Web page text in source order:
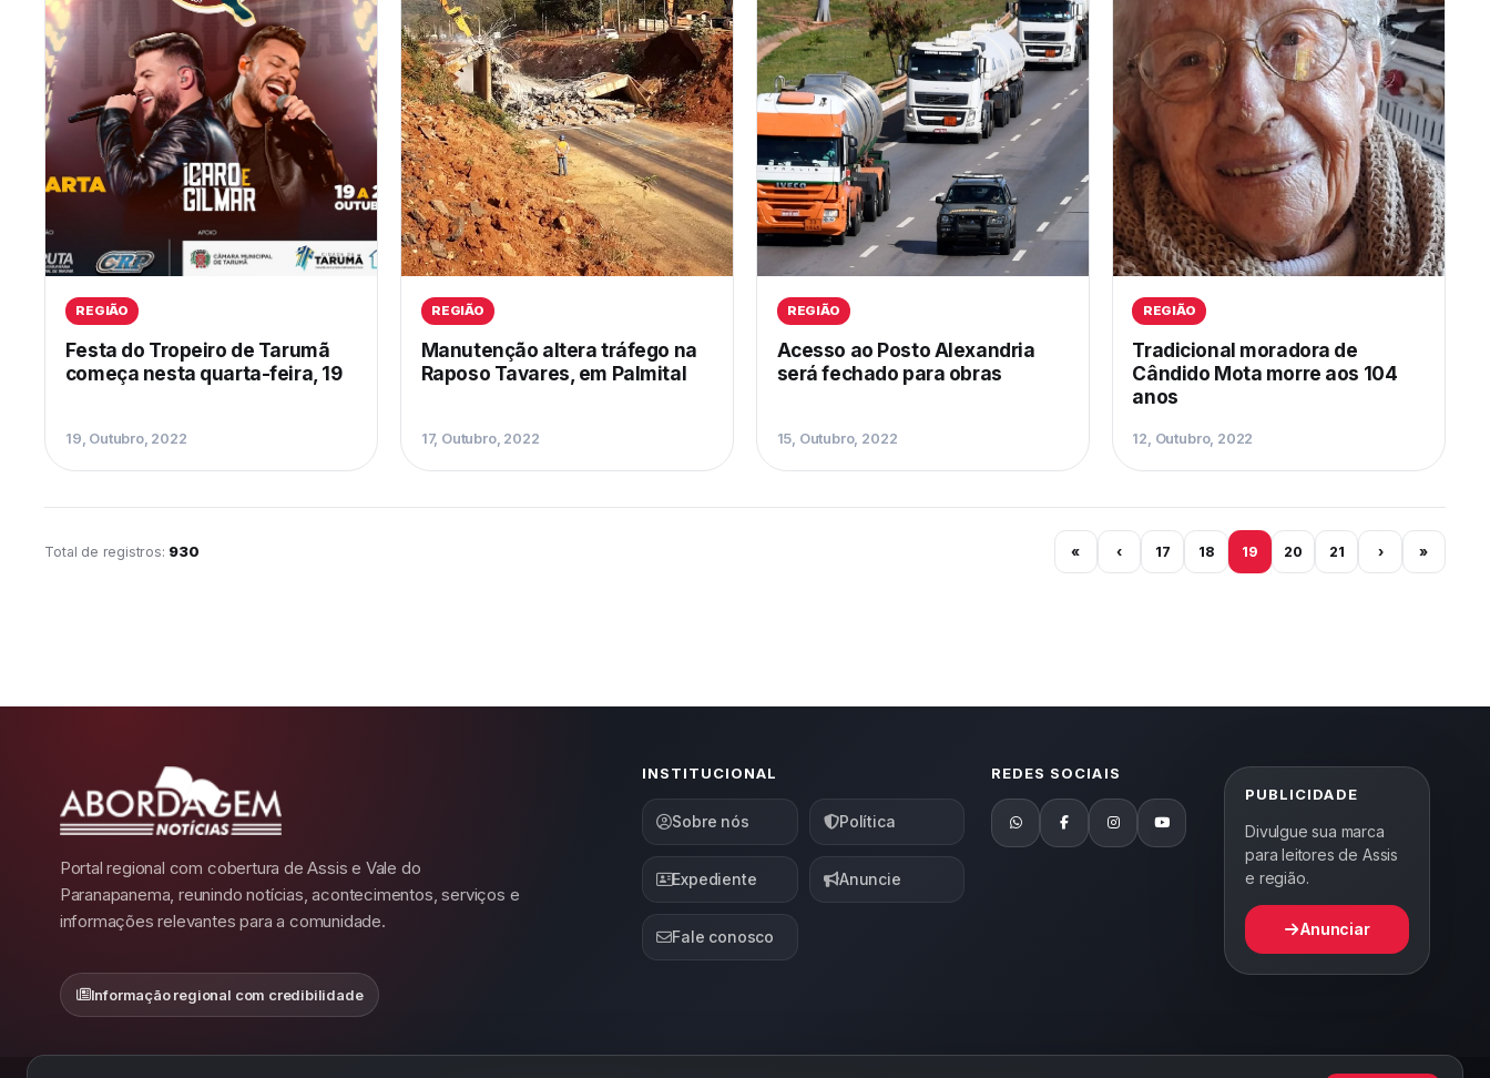
REGIÃO
Festa do Tropeiro de Tarumã
começa nesta quarta-feira, 19
19, Outubro, 2022
REGIÃO
Manutenção altera tráfego na
Raposo Tavares, em Palmital
17, Outubro, 2022
REGIÃO
Acesso ao Posto Alexandria
será fechado para obras
15, Outubro, 2022
REGIÃO
Tradicional moradora de
Cândido Mota morre aos 104
anos
12, Outubro, 2022
Total de registros: 930
Página 19 de 78 « ‹ 17 18 19 20 21 › »
Portal regional com cobertura de Assis e Vale do
Paranapanema, reunindo notícias, acontecimentos, serviços e
informações relevantes para a comunidade.
Informação regional com credibilidade
INSTITUCIONAL
Sobre nós Política
Expediente Anuncie
Fale conosco
REDES SOCIAIS
PUBLICIDADE
Divulgue sua marca
para leitores de Assis
e região.
Anunciar